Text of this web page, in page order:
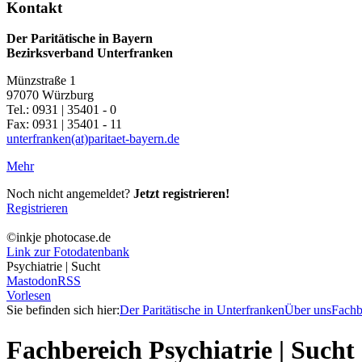
Kontakt
Der Paritätische in Bayern
Bezirksverband Unterfranken
Münzstraße 1
97070 Würzburg
Tel.: 0931 | 35401 - 0
Fax: 0931 | 35401 - 11
unterfranken(at)paritaet-bayern.de
Mehr
Noch nicht angemeldet? Jetzt registrieren!
Registrieren
©inkje photocase.de
Link zur Fotodatenbank
Psychiatrie | Sucht
MastodonRSS
Vorlesen
Sie befinden sich hier:Der Paritätische in UnterfrankenÜber uns
Fachbereich Psychiatrie | Sucht